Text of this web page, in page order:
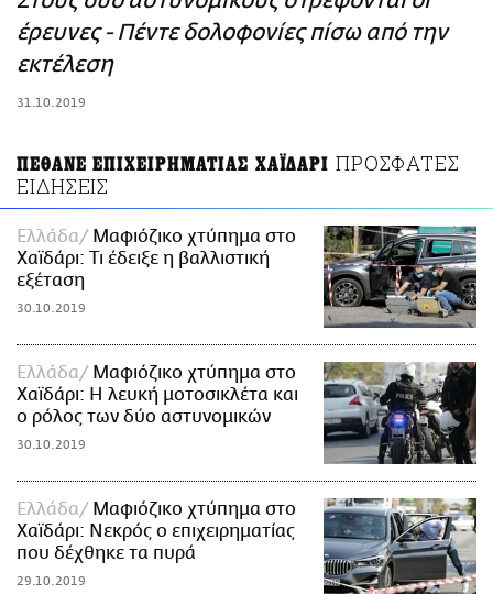
ΑΜΠΑ
PRINT
έρευνες - Πέντε δολοφονίες πίσω από την
εκτέλεση
31.10.2019
ΠΕΘΑΝΕ ΕΠΙΧΕΙΡΗΜΑΤΙΑΣ ΧΑΪΔΑΡΙ ΠΡΟΣΦΑΤΕΣ
ΕΙΔΗΣΕΙΣ
Ελλάδα
Μαφιόζικο χτύπημα στο
Χαϊδάρι: Τι έδειξε η βαλλιστική
εξέταση
30.10.2019
Ελλάδα
Μαφιόζικο χτύπημα στο
Χαϊδάρι: Η λευκή μοτοσικλέτα και
ο ρόλος των δύο αστυνομικών
30.10.2019
Ελλάδα
Μαφιόζικο χτύπημα στο
Χαϊδάρι: Νεκρός ο επιχειρηματίας
που δέχθηκε τα πυρά
29.10.2019